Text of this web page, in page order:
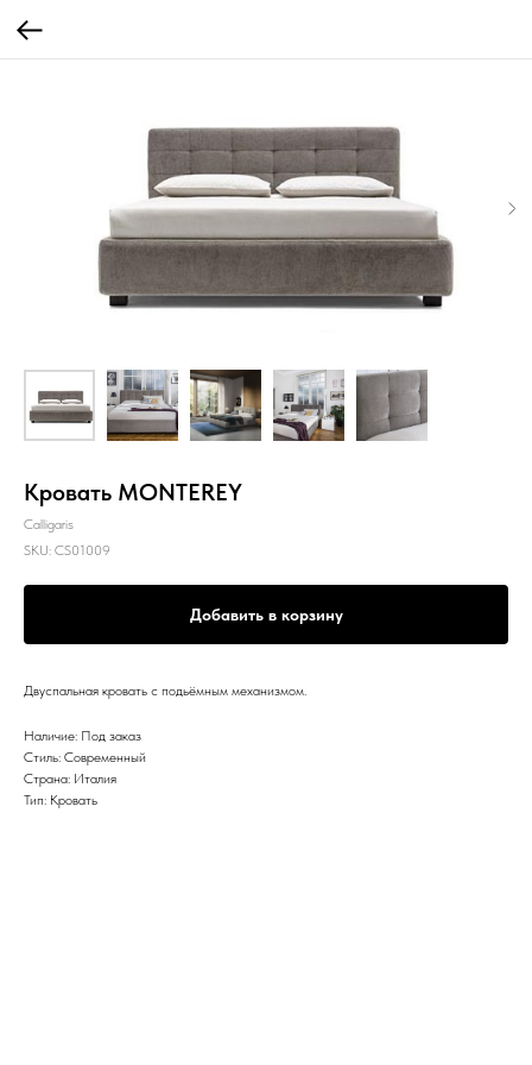
Кровать MONTEREY
Calligaris
SKU: CS01009
Добавить в корзину
Двуспальная кровать с подьёмным механизмом.
Наличие: Под заказ
Стиль: Современный
Страна: Италия
Тип: Кровать